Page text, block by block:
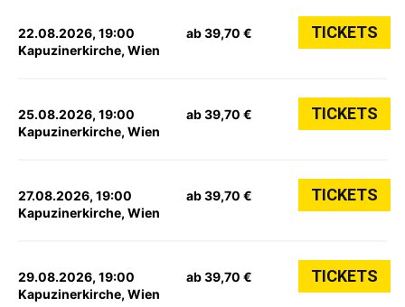
22.08.2026, 19:00
Kapuzinerkirche, Wien
ab 39,70 € TICKETS
25.08.2026, 19:00
Kapuzinerkirche, Wien
ab 39,70 € TICKETS
27.08.2026, 19:00
Kapuzinerkirche, Wien
ab 39,70 € TICKETS
29.08.2026, 19:00
Kapuzinerkirche, Wien
ab 39,70 € TICKETS